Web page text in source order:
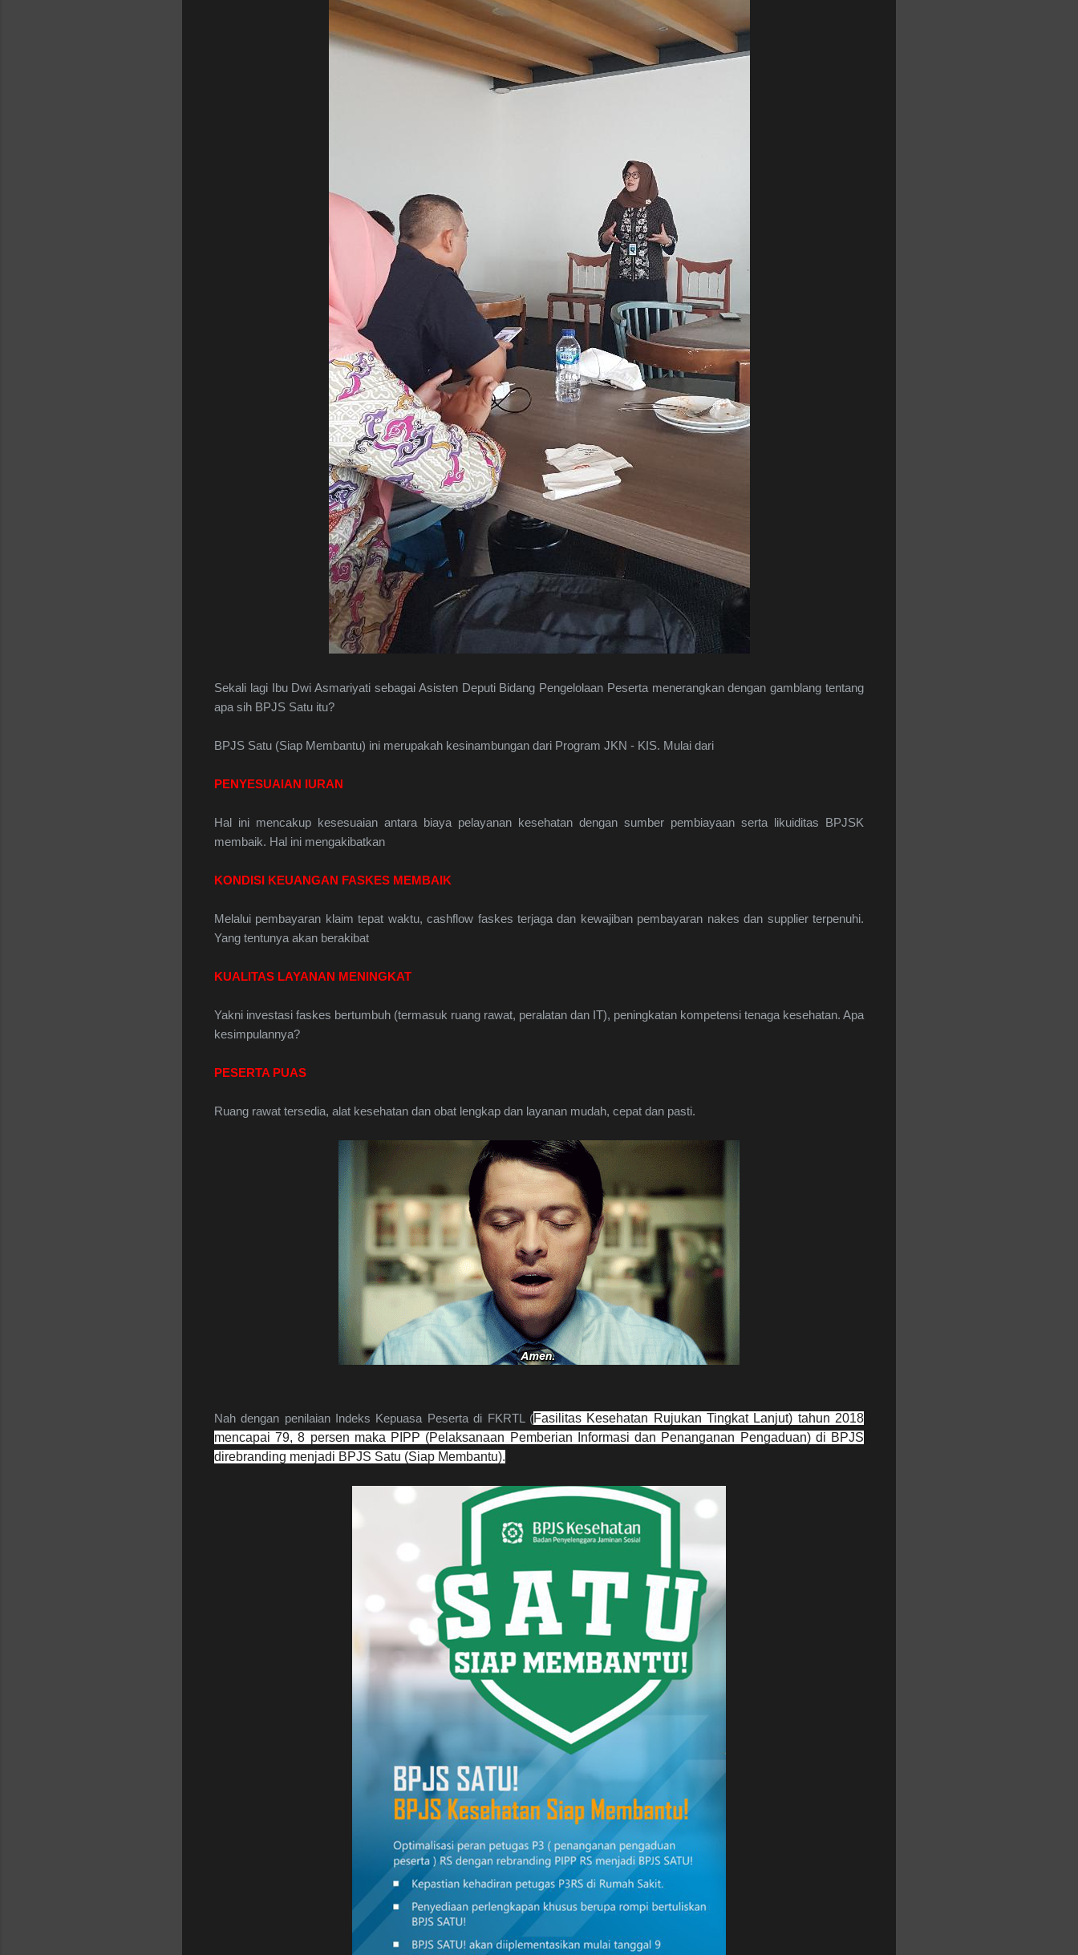
Sekali lagi Ibu Dwi Asmariyati sebagai Asisten Deputi Bidang Pengelolaan Peserta menerangkan dengan gamblang tentang
apa sih BPJS Satu itu?
BPJS Satu (Siap Membantu) ini merupakah kesinambungan dari Program JKN - KIS. Mulai dari
PENYESUAIAN IURAN
Hal ini mencakup kesesuaian antara biaya pelayanan kesehatan dengan sumber pembiayaan serta likuiditas BPJSK
membaik. Hal ini mengakibatkan
KONDISI KEUANGAN FASKES MEMBAIK
Melalui pembayaran klaim tepat waktu, cashflow faskes terjaga dan kewajiban pembayaran nakes dan supplier terpenuhi.
Yang tentunya akan berakibat
KUALITAS LAYANAN MENINGKAT
Yakni investasi faskes bertumbuh (termasuk ruang rawat, peralatan dan IT), peningkatan kompetensi tenaga kesehatan. Apa
kesimpulannya?
PESERTA PUAS
Ruang rawat tersedia, alat kesehatan dan obat lengkap dan layanan mudah, cepat dan pasti.
Nah dengan penilaian Indeks Kepuasa Peserta di FKRTL (Fasilitas Kesehatan Rujukan Tingkat Lanjut) tahun 2018
mencapai 79, 8 persen maka PIPP (Pelaksanaan Pemberian Informasi dan Penanganan Pengaduan) di BPJS
direbranding menjadi BPJS Satu (Siap Membantu).